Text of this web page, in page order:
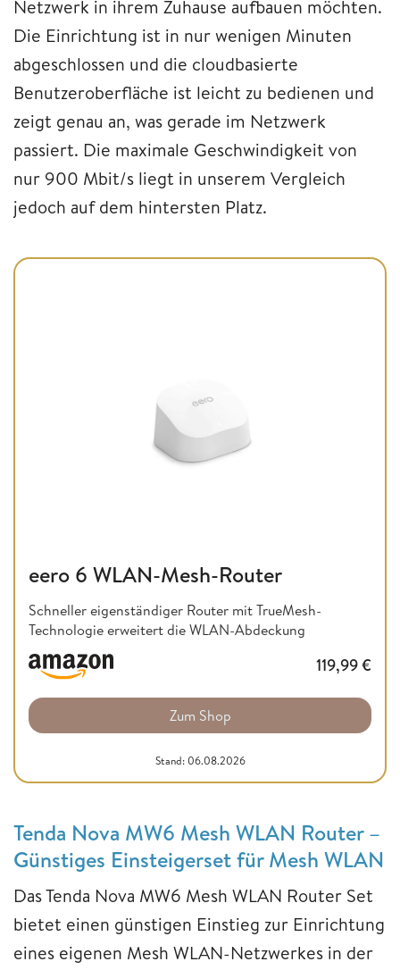
Netzwerk in ihrem Zuhause aufbauen möchten.
Die Einrichtung ist in nur wenigen Minuten
abgeschlossen und die cloudbasierte
Benutzeroberfläche ist leicht zu bedienen und
zeigt genau an, was gerade im Netzwerk
passiert. Die maximale Geschwindigkeit von
nur 900 Mbit/s liegt in unserem Vergleich
jedoch auf dem hintersten Platz.
eero 6 WLAN-Mesh-Router
Schneller eigenständiger Router mit TrueMesh-
Technologie erweitert die WLAN-Abdeckung
119,99€
Zum Shop
Stand: 06.08.2026
Tenda Nova MW6 Mesh WLAN Router –
Günstiges Einsteigerset für Mesh WLAN
Das Tenda Nova MW6 Mesh WLAN Router Set
bietet einen günstigen Einstieg zur Einrichtung
eines eigenen Mesh WLAN-Netzwerkes in der